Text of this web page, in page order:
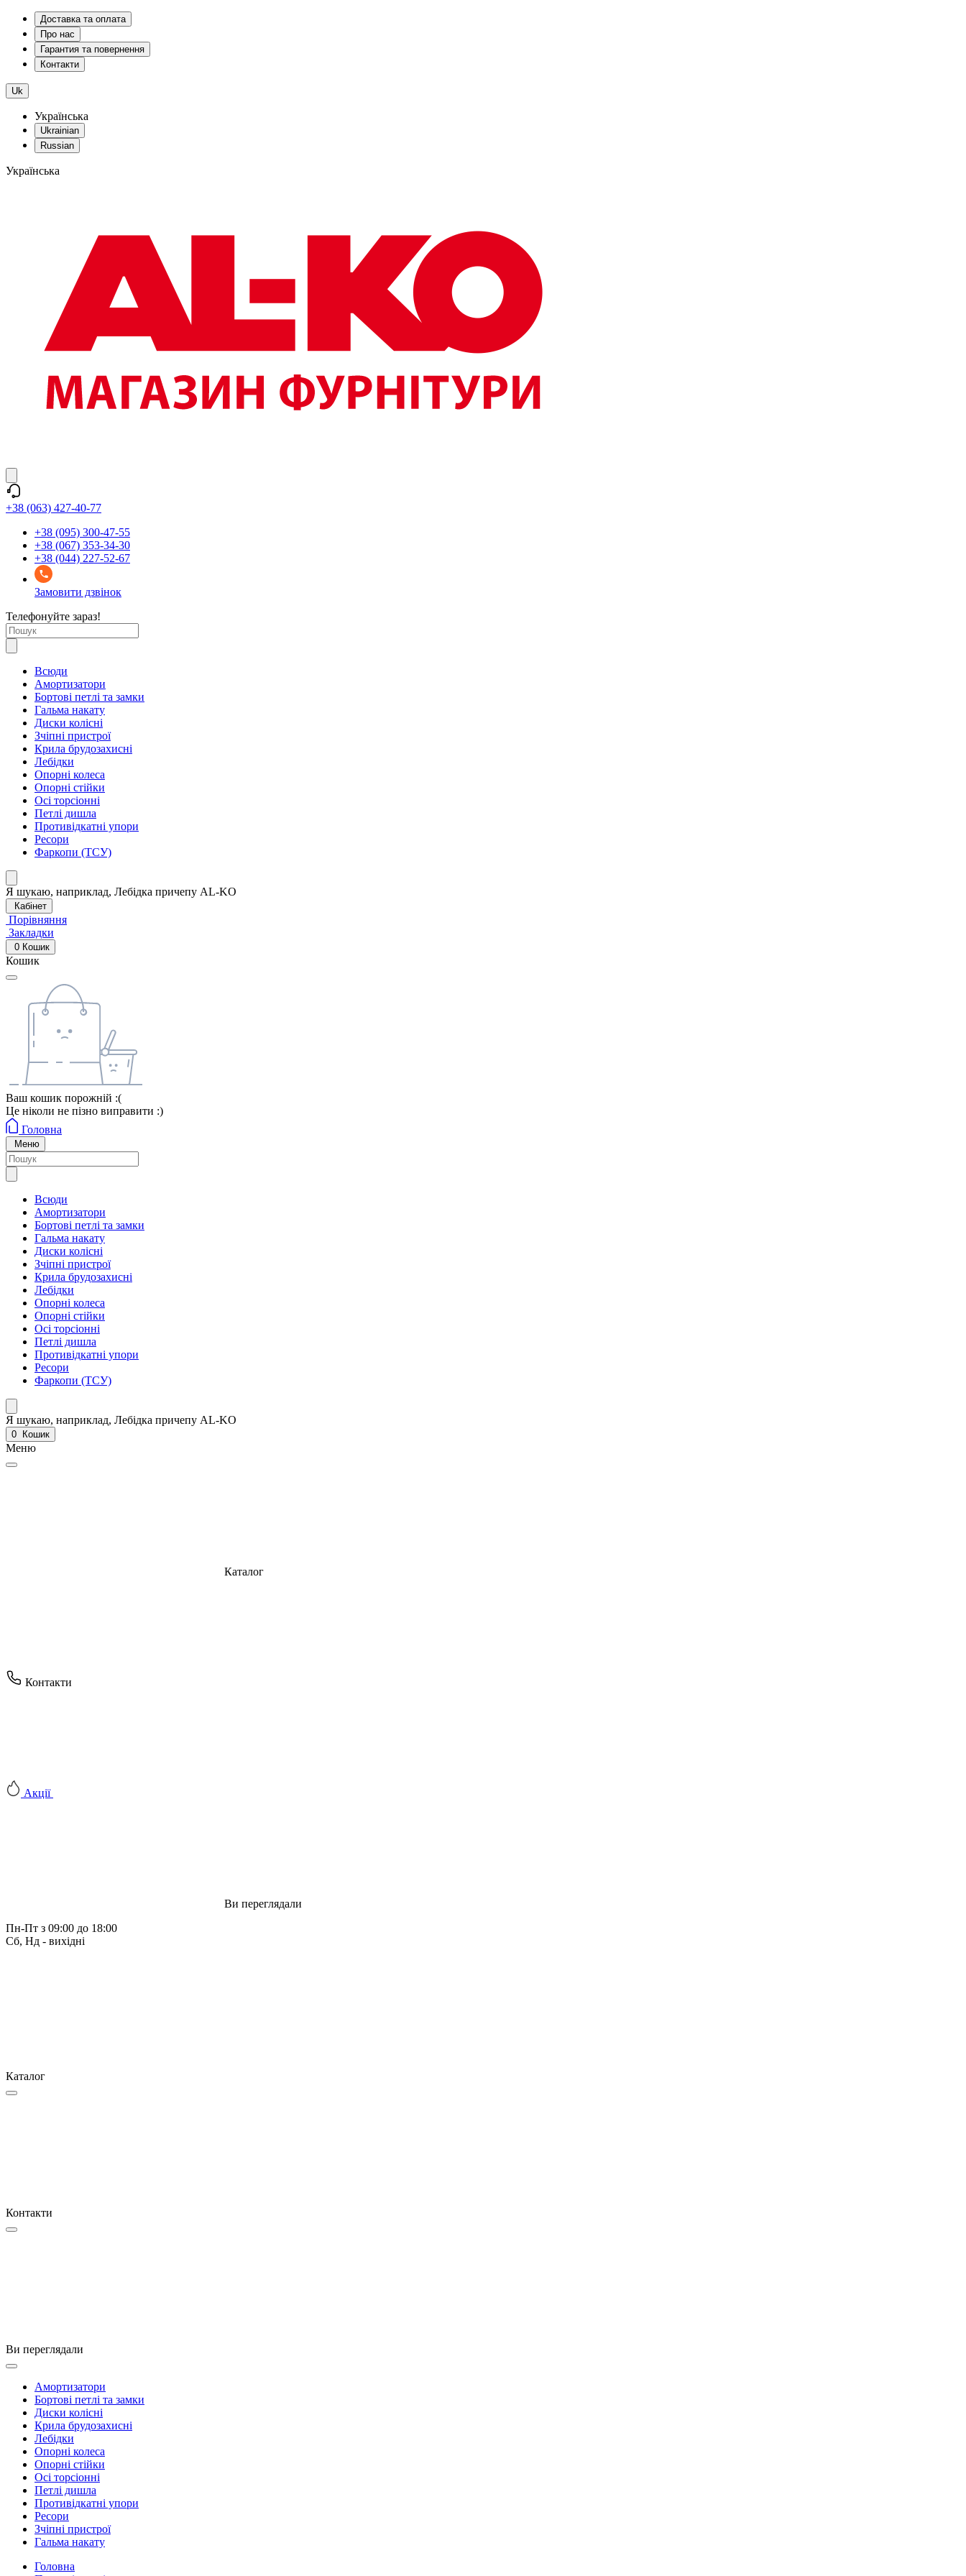
Доставка та оплата
Про нас
Гарантия та повернення
Контакти
Uk
Українська
Ukrainian
Russian
Українська
+38 (063) 427-40-77
+38 (095) 300-47-55
+38 (067) 353-34-30
+38 (044) 227-52-67
Замовити дзвінок
Телефонуйте зараз!
Всюди
Амортизатори
Бортові петлі та замки
Гальма накату
Диски колісні
Зчіпні пристрої
Крила брудозахисні
Лебідки
Опорні колеса
Опорні стійки
Осі торсіонні
Петлі дишла
Противідкатні упори
Ресори
Фаркопи (ТСУ)
Я шукаю, наприклад, Лебідка причепу AL-KO
Кабінет
Порівняння
Закладки
0 Кошик
Кошик
Ваш кошик порожній :(
Це ніколи не пізно виправити :)
Головна
Меню
Всюди
Амортизатори
Бортові петлі та замки
Гальма накату
Диски колісні
Зчіпні пристрої
Крила брудозахисні
Лебідки
Опорні колеса
Опорні стійки
Осі торсіонні
Петлі дишла
Противідкатні упори
Ресори
Фаркопи (ТСУ)
Я шукаю, наприклад, Лебідка причепу AL-KO
0 Кошик
Меню
Каталог
Контакти
Акції
Ви переглядали
Пн-Пт з 09:00 до 18:00
Сб, Нд - вихідні
Каталог
Контакти
Ви переглядали
Амортизатори
Бортові петлі та замки
Диски колісні
Крила брудозахисні
Лебідки
Опорні колеса
Опорні стійки
Осі торсіонні
Петлі дишла
Противідкатні упори
Ресори
Зчіпні пристрої
Гальма накату
Головна